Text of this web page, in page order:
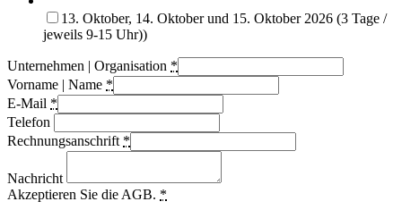
13. Oktober, 14. Oktober und 15. Oktober 2026 (3 Tage /
jeweils 9-15 Uhr))
Unternehmen | Organisation *
Vorname | Name *
E-Mail *
Telefon
Rechnungsanschrift *
Nachricht
Akzeptieren Sie die AGB. *